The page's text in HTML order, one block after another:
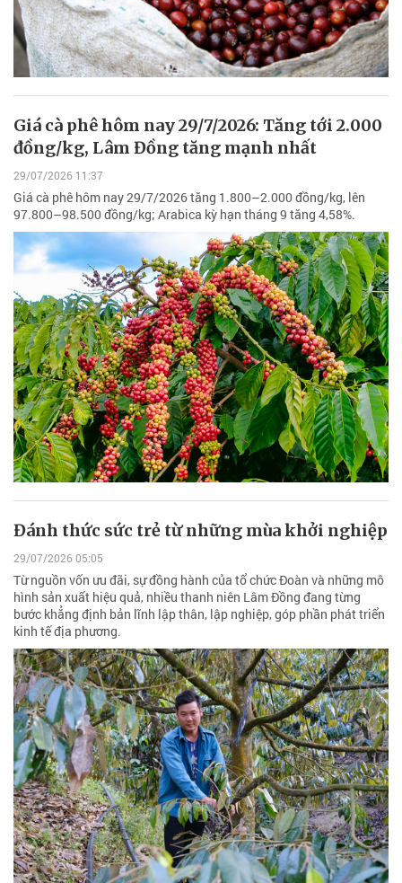
Giá cà phê hôm nay 29/7/2026: Tăng tới 2.000
đồng/kg, Lâm Đồng tăng mạnh nhất
29/07/2026 11:37
Giá cà phê hôm nay 29/7/2026 tăng 1.800–2.000 đồng/kg, lên
97.800–98.500 đồng/kg; Arabica kỳ hạn tháng 9 tăng 4,58%.
Đánh thức sức trẻ từ những mùa khởi nghiệp
29/07/2026 05:05
Từ nguồn vốn ưu đãi, sự đồng hành của tổ chức Đoàn và những mô
hình sản xuất hiệu quả, nhiều thanh niên Lâm Đồng đang từng
bước khẳng định bản lĩnh lập thân, lập nghiệp, góp phần phát triển
kinh tế địa phương.